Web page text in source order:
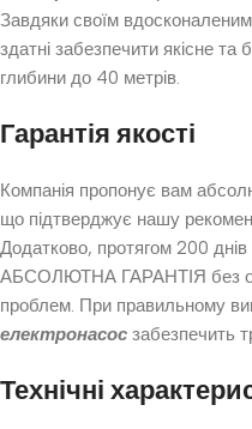
Завдяки своїм вдосконаленим
здатні забезпечити якісне
глибини до 40 метрів.
Гарантія якості
Компанія пропонує вам
що підтверджує нашу
Додатково, протягом 200
АБСОЛЮТНА ГАРАНТІЯ без
проблем. При правильному
електронасос забезпечить
Технічні